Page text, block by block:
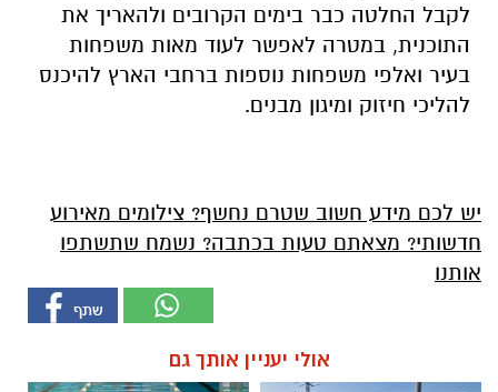
לקבל החלטה כבר בימים הקרובים ולהאריך את
התוכנית, במטרה לאפשר לעוד מאות משפחות
בעיר ואלפי משפחות נוספות ברחבי הארץ להיכנס
להליכי חיזוק ומיגון מבנים.
יש לכם מידע חשוב שטרם נחשף? צילומים מאירוע
חדשותי? מצאתם טעות בכתבה? נשמח שתשתפו
אותנו
אולי יעניין אותך גם